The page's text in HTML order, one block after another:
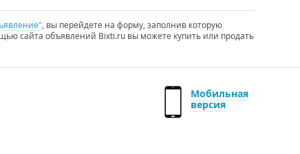
, вы перейдете на форму, заполнив которую
сайта объявлений Bixti.ru вы можете купить или продать
Мобильная
версия